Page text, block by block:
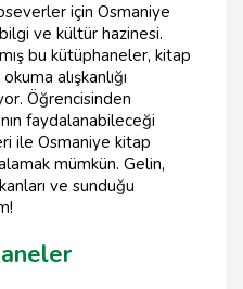
için Osmaniye
ve kültür hazinesi.
bu kütüphaneler, kitap
alışkanlığı
Öğrencisinden
faydalanabileceği
ile Osmaniye kitap
mümkün. Gelin,
ve sunduğu